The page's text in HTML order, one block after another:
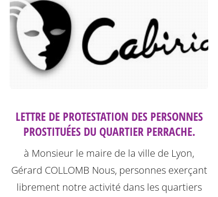
LETTRE DE PROTESTATION DES PERSONNES
PROSTITUÉES DU QUARTIER PERRACHE.
à Monsieur le maire de la ville de Lyon,
Gérard COLLOMB Nous, personnes exerçant
librement notre activité dans les quartiers